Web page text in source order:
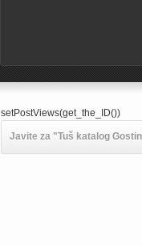
setPostViews(get_the_ID())
Javite za "Tuš katalog